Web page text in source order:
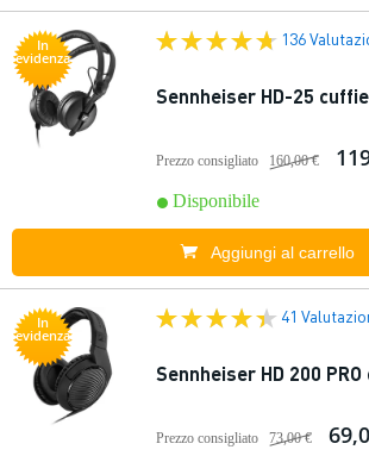
In
evidenza
136
Sennheiser HD-25
Prezzo consigliato 160,00 €
Disponibile
Aggiungi al carrello
In
evidenza
41
Sennheiser HD 200
Prezzo consigliato 73,00 €